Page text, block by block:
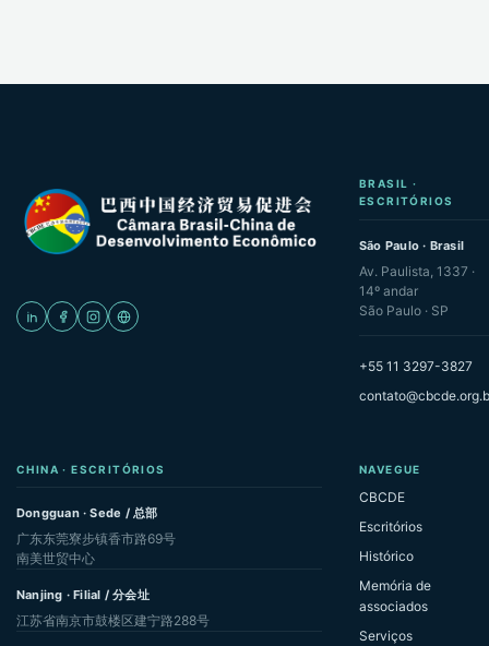
BRASIL ·
ESCRITÓRIOS
São Paulo · Brasil
Av. Paulista, 1337 ·
14º andar
São Paulo · SP
+55 11 3297-3827
CHINA · ESCRITÓRIOS
Dongguan · Sede / 总部
广东东莞寮步镇香市路69号
南美世贸中心
Nanjing · Filial / 分会址
江苏省南京市鼓楼区建宁路288号
NAVEGUE
CBCDE
Escritórios
Histórico
Memória de
associados
Serviços